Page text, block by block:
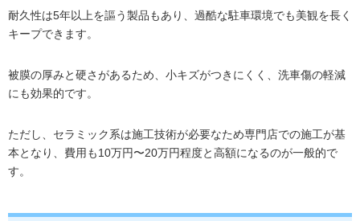
耐久性は5年以上を謳う製品もあり、過酷な駐車環境でも美観を長く
キープできます。
被膜の厚みと硬さがあるため、小キズがつきにくく、洗車傷の軽減
にも効果的です。
ただし、セラミック系は施工技術が必要なため専門店での施工が基
本となり、費用も10万円〜20万円程度と高額になるのが一般的で
す。